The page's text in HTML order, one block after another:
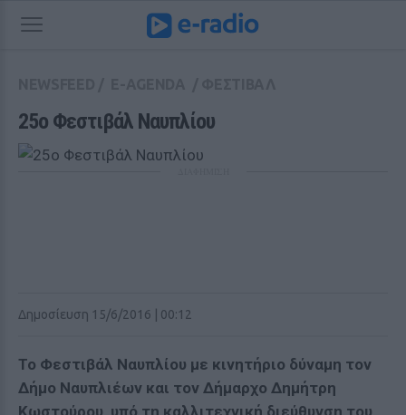
25ο Φεστιβάλ Ναυπλίου
Δημοσίευση 15/6/2016 | 00:12
Το Φεστιβάλ Ναυπλίου με κινητήριο δύναμη τον
Δήμο Ναυπλιέων και τον Δήμαρχο Δημήτρη
Κωστούρου, υπό τη καλλιτεχνική διεύθυνση του